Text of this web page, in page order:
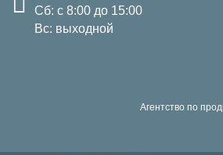
Сб: с 8:00 до 15:00
Вс: выходной
Агентство по